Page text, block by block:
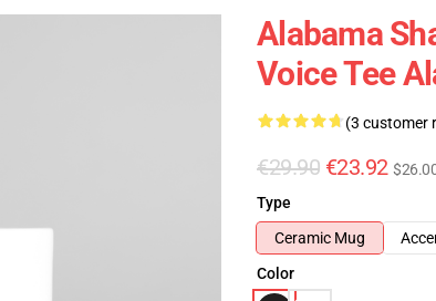
Alabama
Voice Tee
(3 customer
€29.90 €23.92
Type
Ceramic Mug
Color